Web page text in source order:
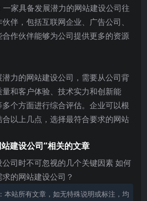
一家具备发展潜力的网站建设公司往
伴，包括互联网企业、广告公司、
作伙伴能够为公司提供更多的资源
力的网站建设公司，需要从公司背
和客户体验、技术实力和创新能
个方面进行综合评估。企业可以根
以上几点，选择最符合要求的网站
建设公司“相关的文章
司时不可忽视的几个关键因素 如何
的网站建设公司？
本站所有文章，如无特殊说明或标注，均